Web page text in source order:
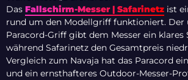
Das Fallschirm-Messer | Safarinetz ist
rund um den Modellgriff funktioniert. Der
Paracord-Griff gibt dem Messer ein klares
während Safarinetz den Gesamtpreis
Vergleich zum Navaja hat das Paracord
und ein ernsthafteres Outdoor-Messer-